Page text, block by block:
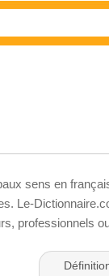
sens en
Le-
professionnels